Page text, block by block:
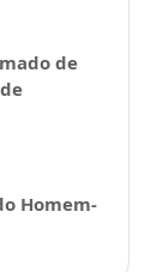
de
Homem-